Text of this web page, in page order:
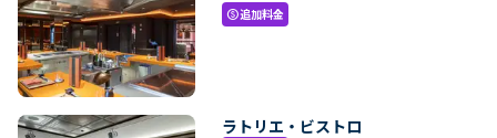
paid追加料金
ラトリエ・ビストロ